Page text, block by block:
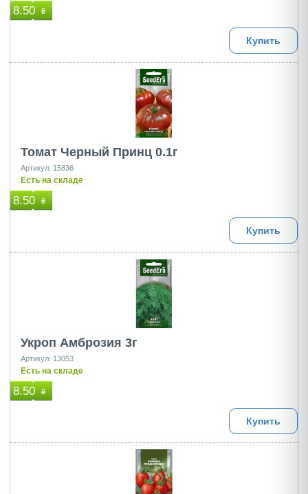
8.50 ₴
Купить
Томат Черный Принц 0.1г
Артикул: 15836
Есть на складе
8.50 ₴
Купить
Укроп Амброзия 3г
Артикул: 13053
Есть на складе
8.50 ₴
Купить